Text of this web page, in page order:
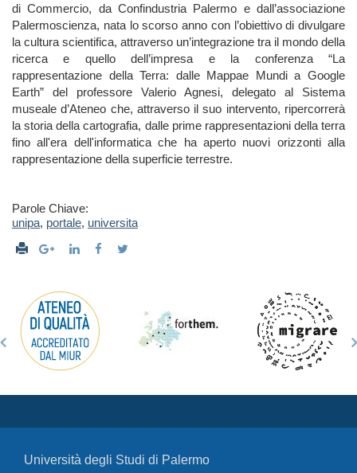
di Commercio, da Confindustria Palermo e dall’associazione
Palermoscienza, nata lo scorso anno con l’obiettivo di divulgare
la cultura scientifica, attraverso un’integrazione tra il mondo della
ricerca e quello dell’impresa e la conferenza “La
rappresentazione della Terra: dalle Mappae Mundi a Google
Earth” del professore Valerio Agnesi, delegato al Sistema
museale d’Ateneo che, attraverso il suo intervento, ripercorrerà
la storia della cartografia, dalle prime rappresentazioni della terra
fino all'era dell'informatica che ha aperto nuovi orizzonti alla
rappresentazione della superficie terrestre.
Parole Chiave:
unipa, portale, universita
Università degli Studi di Palermo